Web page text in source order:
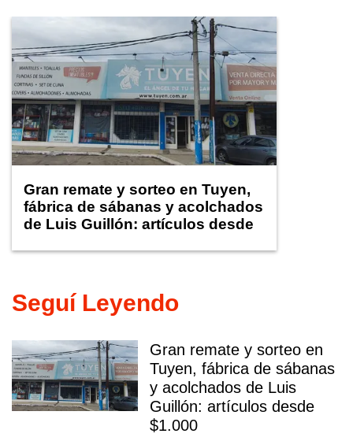
Gran remate y sorteo en Tuyen,
fábrica de sábanas y acolchados
de Luis Guillón: artículos desde
Seguí Leyendo
Gran remate y sorteo en
Tuyen, fábrica de sábanas
y acolchados de Luis
Guillón: artículos desde
$1.000